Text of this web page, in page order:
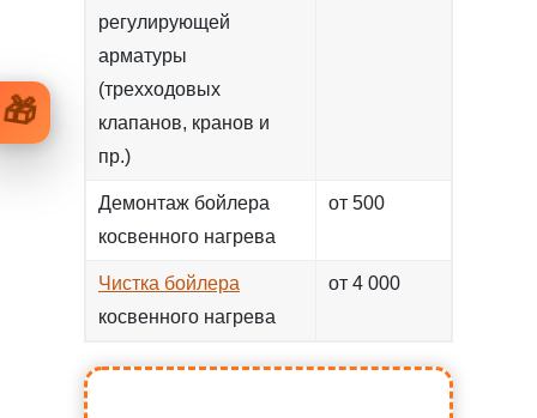
регулирующей
арматуры
(трехходовых
клапанов, кранов и
пр.)
Демонтаж бойлера
косвенного нагрева
от 500
Чистка бойлера
косвенного нагрева
от 4 000
🎁